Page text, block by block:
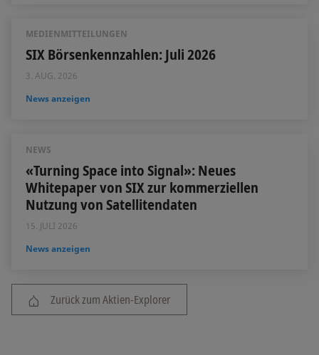
MEDIENMITTEILUNGEN
SIX Börsenkennzahlen: Juli 2026
3. AUG. 2026
News anzeigen
NEWS
«Turning Space into Signal»: Neues
Whitepaper von SIX zur kommerziellen
Nutzung von Satellitendaten
15. JULI 2026
News anzeigen
Zurück zum Aktien-Explorer